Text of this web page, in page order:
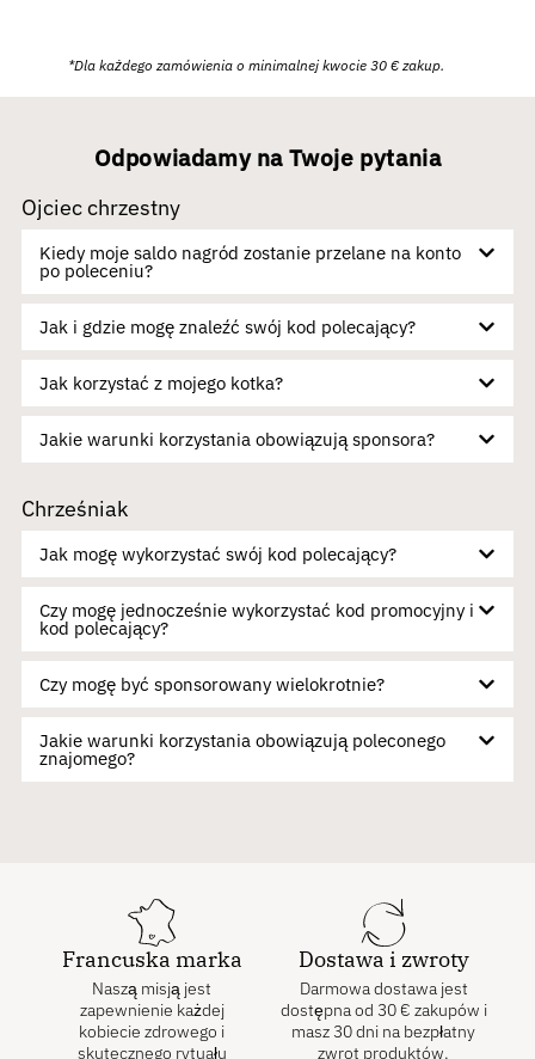
*Dla każdego zamówienia o minimalnej kwocie 30 €zakup.
Odpowiadamy na Twoje pytania
Ojciec chrzestny
Kiedy moje saldo nagród zostanie przelane na konto
po poleceniu?
Jak i gdzie mogę znaleźć swój kod polecający?
Jak korzystać z mojego kotka?
Jakie warunki korzystania obowiązują sponsora?
Chrześniak
Jak mogę wykorzystać swój kod polecający?
Czy mogę jednocześnie wykorzystać kod promocyjny i
kod polecający?
Czy mogę być sponsorowany wielokrotnie?
Jakie warunki korzystania obowiązują poleconego
znajomego?
Francuska marka
Naszą misją jest
zapewnienie każdej
kobiecie zdrowego i
skutecznego rytuału
Dostawa i zwroty
Darmowa dostawa jest
dostępna od 30 € zakupów i
masz 30 dni na bezpłatny
zwrot produktów.